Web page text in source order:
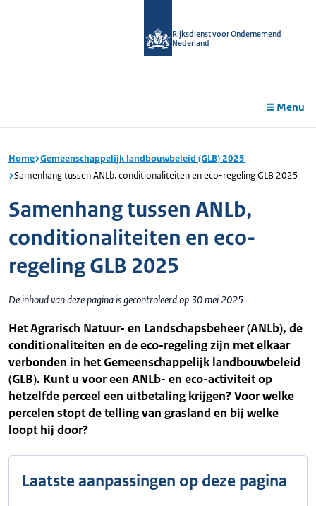
Rijksdienst voor Ondernemend
Nederland
Menu
Home Gemeenschappelijk landbouwbeleid (GLB) 2025
Samenhang tussen ANLb, conditionaliteiten en eco-regeling GLB 2025
Samenhang tussen ANLb,
conditionaliteiten en eco-
regeling GLB 2025
De inhoud van deze pagina is gecontroleerd op 30 mei 2025
Het Agrarisch Natuur- en Landschapsbeheer (ANLb), de
conditionaliteiten en de eco-regeling zijn met elkaar
verbonden in het Gemeenschappelijk landbouwbeleid
(GLB). Kunt u voor een ANLb- en eco-activiteit op
hetzelfde perceel een uitbetaling krijgen? Voor welke
percelen stopt de telling van grasland en bij welke
loopt hij door?
Laatste aanpassingen op deze pagina